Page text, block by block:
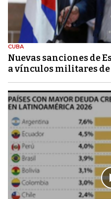
CUBA
Nuevas sanciones de
a vínculos militares de